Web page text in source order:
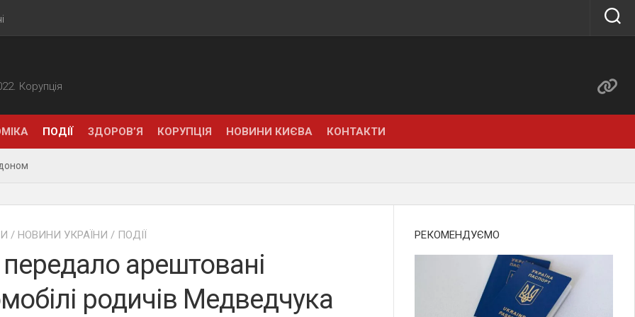
Корупція
ПОДІЇ ЗДОРОВ’Я КОРУПЦІЯ НОВИНИ КИЄВА КОНТАКТИ
/ НОВИНИ УКРАЇНИ / ПОДІЇ
арештовані
родичів Медведчука
РЕКОМЕНДУЄМО